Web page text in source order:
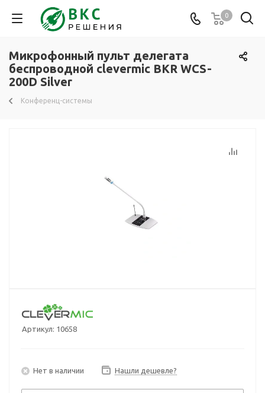
0
Микрофонный пульт делегата
беспроводной clevermic BKR WCS-
200D Silver
Конференц-системы
Артикул: 10658
Нет в наличии Нашли дешевле?